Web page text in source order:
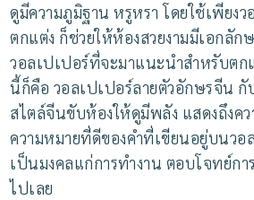
ดูมีความภูมิฐาน หรูหรา โดยใช้เพียงว
ตกแต่ง ก็ช่วยให้ห้องสวยงามมีเอกลั
วอลเปเปอร์ที่จะมาแนะนำสำหรับตก
นี้ก็คือ วอลเปเปอร์ลายตัวอักษรจีน
สไตล์จีนขับห้องให้ดูมีพลัง แสดงถึงค
ความหมายที่ดีของคำที่เขียนอยู่บนวอ
เป็นมงคลแก่การทำงาน ตอบโจทย์กา
ไปเลย